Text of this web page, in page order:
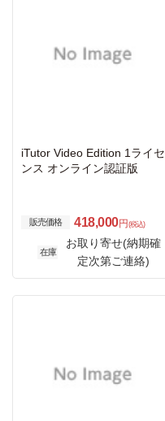
iTutor Video Edition 1ライセ
ンス オンライン認証版
販売価格 418,000円 (税込)
在庫
お取り寄せ(納期確
定次第ご連絡)